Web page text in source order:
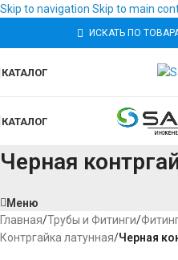
Skip to navigation Skip to main
ИСКАТЬ ПО
КАТАЛОГ
КАТАЛОГ
Черная
Меню
Главная/Трубы и Фитинги/
Контргайка латунная/Черная